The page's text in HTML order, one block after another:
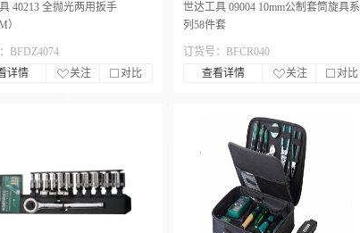
40213 全抛光两用扳手
）
BFDZ4074
详情
关注 对比
世达工具 09004 10mm公制套筒旋具系
列58件套
订货号：BFCR040
查看详情
关注 对比